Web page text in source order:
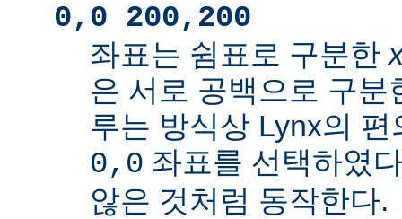
0,0 200,200
좌표는 쉼표로 구분한
은 서로 공백으로 구분
루는 방식상 Lynx의
0,0 좌표를 선택하였
않은 것처럼 동작한다.